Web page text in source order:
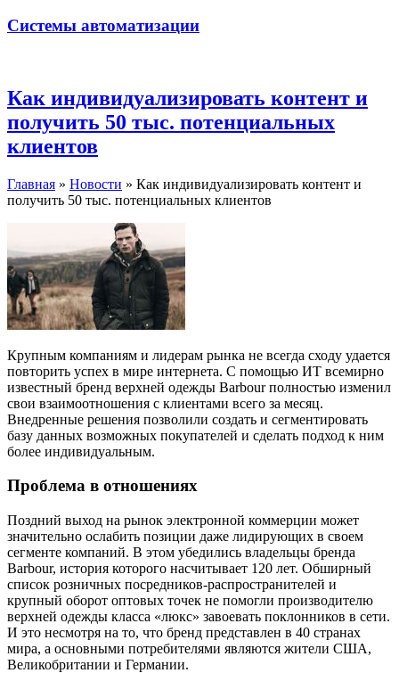
Системы автоматизации
Как индивидуализировать контент и
получить 50 тыс. потенциальных
клиентов
Главная » Новости » Как индивидуализировать контент и
получить 50 тыс. потенциальных клиентов
Крупным компаниям и лидерам рынка не всегда сходу удается
повторить успех в мире интернета. С помощью ИТ всемирно
известный бренд верхней одежды Barbour полностью изменил
свои взаимоотношения с клиентами всего за месяц.
Внедренные решения позволили создать и сегментировать
базу данных возможных покупателей и сделать подход к ним
более индивидуальным.
Проблема в отношениях
Поздний выход на рынок электронной коммерции может
значительно ослабить позиции даже лидирующих в своем
сегменте компаний. В этом убедились владельцы бренда
Barbour, история которого насчитывает 120 лет. Обширный
список розничных посредников-распространителей и
крупный оборот оптовых точек не помогли производителю
верхней одежды класса «люкс» завоевать поклонников в сети.
И это несмотря на то, что бренд представлен в 40 странах
мира, а основными потребителями являются жители США,
Великобритании и Германии.